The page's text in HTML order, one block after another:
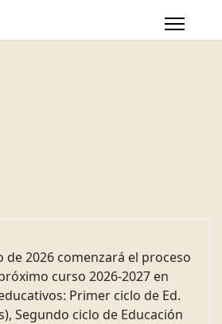
de 2026 comenzará el proceso
curso 2026-2027 en
Primer ciclo de Ed.
Segundo ciclo de Educación